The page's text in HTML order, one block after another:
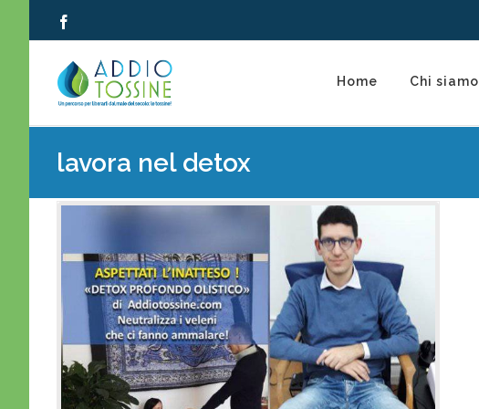
Home Chi siamo
lavora nel detox